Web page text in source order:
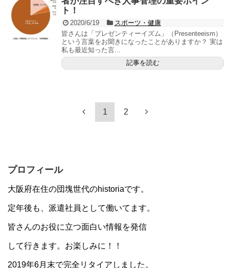
ト！
2020/6/19
スポーツ・健康
皆さんは「プレゼンティーイズム」（Presenteeism）
という言葉をお聞きになったことがありますか？ 実は
私も最近知った言...
記事を読む
1 2
プロフィール
大阪府在住の団塊世代のhistoriaです。
定年後も、派遣社員として働いてます。
皆さんのお役に立つ面白い情報を発信
して行きます。お楽しみに！！
2019年6月末で完全リタイアしました。